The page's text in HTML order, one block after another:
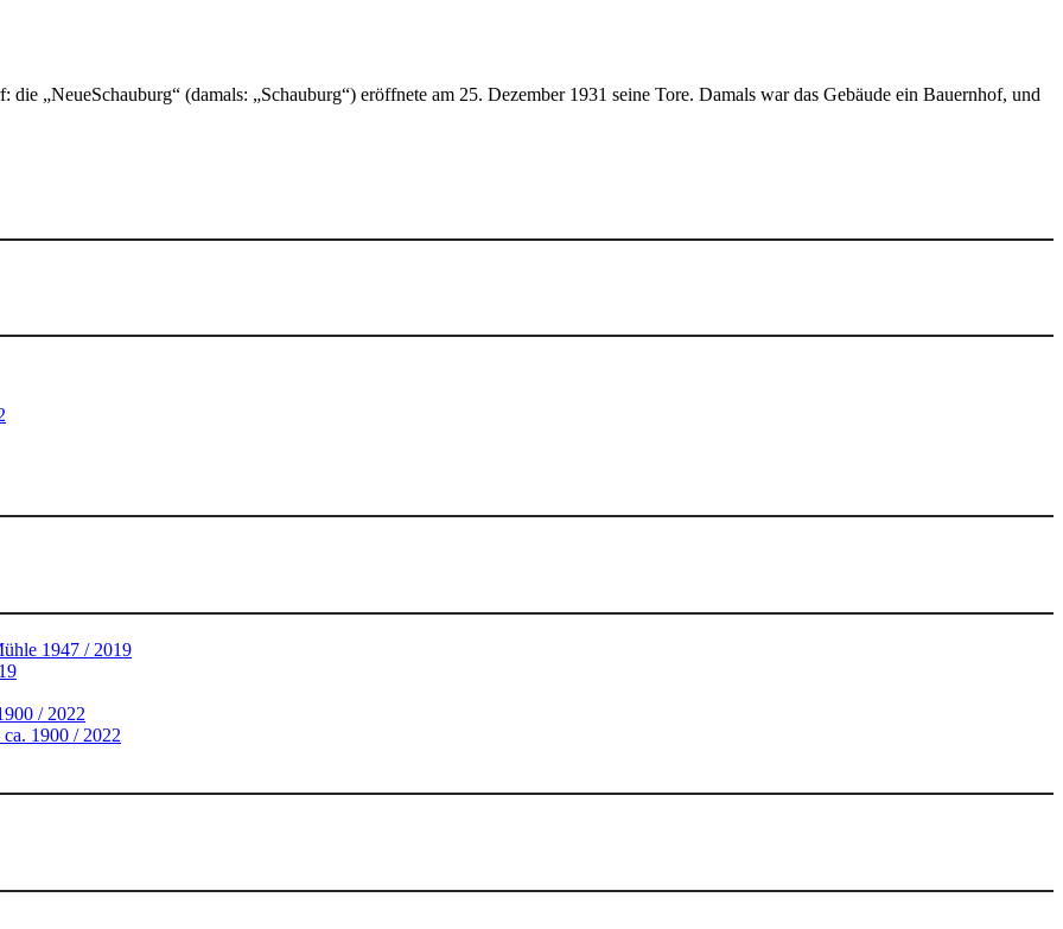
„NeueSchauburg“ (damals: „Schauburg“) eröffnete am 25. Dezember 1931 seine Tore. Damals war das Gebäude ein Bauernhof, und
1947 / 2019
/ 2022
1900 / 2022